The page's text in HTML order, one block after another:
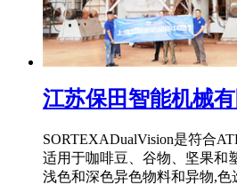
江苏保田智能机械
SORTEXADualVision是符合
适用于咖啡豆、谷物、坚果和
浅色和深色异色物料和异物,色